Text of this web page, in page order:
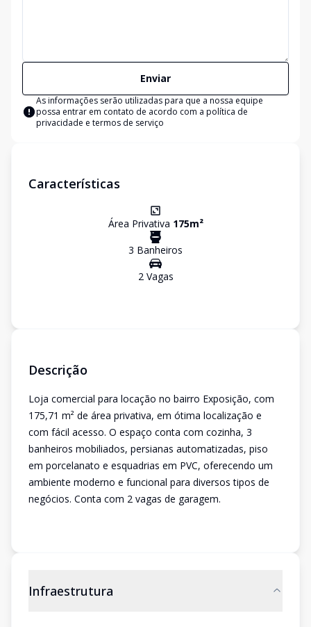
Enviar
As informações serão utilizadas para que a nossa equipe
possa entrar em contato de acordo com a política de
privacidade e termos de serviço
Características
Área Privativa 175m²
3 Banheiros
2Vagas
Descrição
Loja comercial para locação no bairro Exposição, com
175,71 m² de área privativa, em ótima localização e
com fácil acesso. O espaço conta com cozinha, 3
banheiros mobiliados, persianas automatizadas, piso
em porcelanato e esquadrias em PVC, oferecendo um
ambiente moderno e funcional para diversos tipos de
negócios. Conta com 2 vagas de garagem.
Infraestrutura